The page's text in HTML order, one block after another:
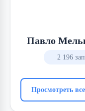
Павло
2 196
Просмотреть